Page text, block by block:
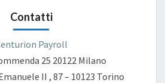
Contatti
Payroll
25 20122 Milano
II , 87 – 10123 Torino